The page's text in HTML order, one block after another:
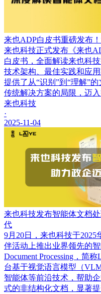
来也ADP白皮书重磅发布
来也科技正式发布《来也
白皮书，全面解读来也科
技术架构、最佳实践和应
提供了从“识别”到“理解”
传统解决方案的局限，迈入
来也科技
·
2025-11-04
来也科技发布智能体文档
代
9月20日，来也科技于
伴活动上推出业界领先的
Document Processing，简
台基于视觉语言模型（
智能体等前沿技术，帮助
式的非结构化文档，显著